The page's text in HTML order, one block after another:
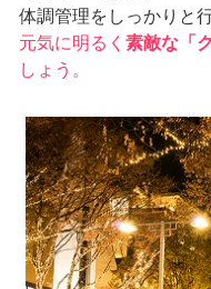
体調管理をしっかりと行
元気に明るく 素敵な「
しょう。